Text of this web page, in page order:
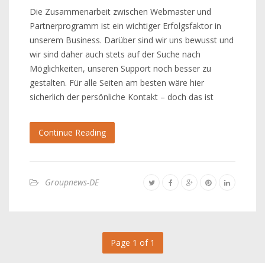
Die Zusammenarbeit zwischen Webmaster und
Partnerprogramm ist ein wichtiger Erfolgsfaktor in
unserem Business. Darüber sind wir uns bewusst und
wir sind daher auch stets auf der Suche nach
Möglichkeiten, unseren Support noch besser zu
gestalten. Für alle Seiten am besten wäre hier
sicherlich der persönliche Kontakt – doch das ist
Continue Reading
Groupnews-DE
Page 1 of 1